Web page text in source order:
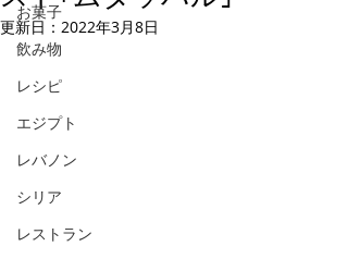
お菓子
飲み物
レシピ
エジプト
レバノン
シリア
レストラン
更新日： 2022年3月8日